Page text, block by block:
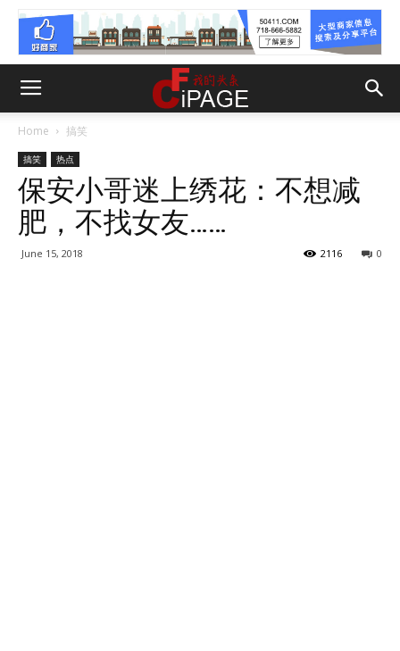
Home 搞笑
搞笑 热点
保安小哥迷上绣花：不想减
肥，不找女友……
June 15, 2018 0
2116